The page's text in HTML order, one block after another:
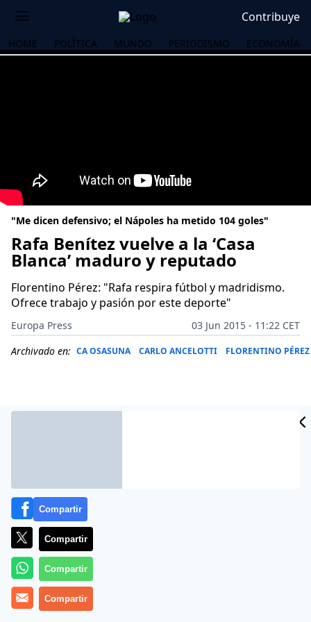
Contribuye
HOME POLÍTICA MUNDO PERIODISMO ECONOMÍA
"Me dicen defensivo; el Nápoles ha metido 104 goles"
Rafa Benítez vuelve a la ‘Casa
Blanca’ maduro y reputado
Florentino Pérez: "Rafa respira fútbol y madridismo.
Ofrece trabajo y pasión por este deporte"
Europa Press
03 Jun 2015 - 11:22 CET
Archivado en: CA OSASUNA CARLO ANCELOTTI FLORENTINO PÉREZ
Más información
Compartir
Compartir
Compartir
Compartir